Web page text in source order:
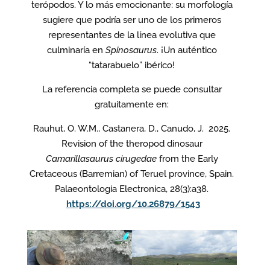
terópodos. Y lo más emocionante: su morfología
sugiere que podría ser uno de los primeros
representantes de la línea evolutiva que
culminaría en Spinosaurus. ¡Un auténtico
“tatarabuelo” ibérico!
La referencia completa se puede consultar
gratuitamente en:
Rauhut, O. W.M., Castanera, D., Canudo, J. 2025.
Revision of the theropod dinosaur
Camarillasaurus cirugedaefrom the Early
Cretaceous (Barremian) of Teruel province, Spain.
Palaeontologia Electronica, 28(3):a38.
https://doi.org/10.26879/1543